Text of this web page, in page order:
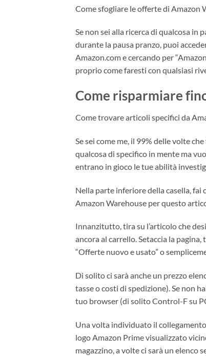
Come sfogliare le offerte di Amazon
Se non sei alla ricerca di qualcosa in
durante la pausa pranzo, puoi
Amazon.com e cercando per
proprio come faresti con qualsiasi
Come risparmiare
Come trovare articoli specifici da
Se sei come me, il 99% delle volte
qualcosa di specifico in mente ma
entrano in gioco le tue abilità
Nella parte inferiore della casella,
Amazon Warehouse per questo
Innanzitutto, tira su l’articolo che
ancora al carrello. Setaccia la
“Offerte nuovo e usato” o
Di solito ci sarà anche un prezzo
tasse o costi di spedizione). Se non
tuo browser (di solito Control-F su
Una volta individuato il
logo Amazon Prime visualizzato
magazzino, a volte ci sarà un